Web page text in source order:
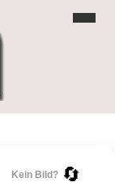
Kein Bild? 🔄